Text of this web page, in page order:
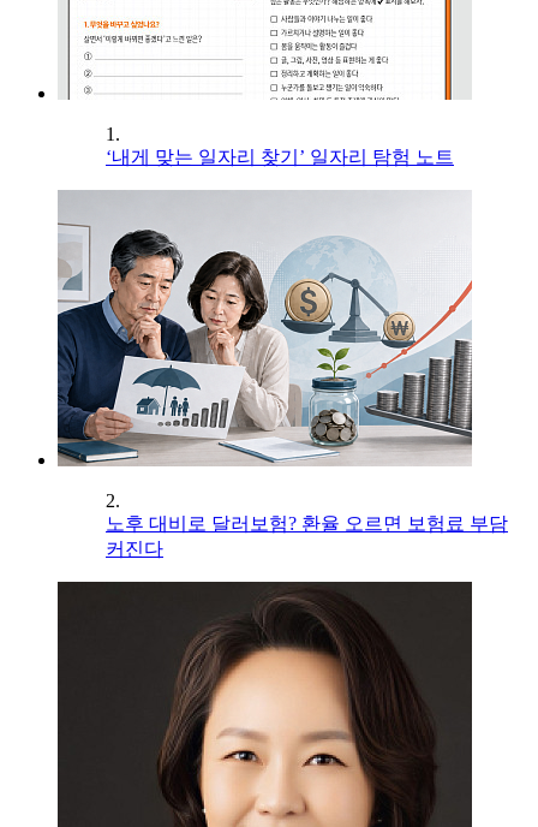
1.
‘내게 맞는 일자리 찾기’ 일자리 탐험 노트
2.
노후 대비로 달러보험? 환율 오르면 보험료 부담
커진다